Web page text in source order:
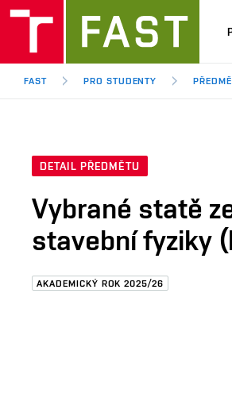
FAST PRO STUDENTY
DETAIL PŘEDMĚTU
Vybrané statě
stavební fyziky
AKADEMICKÝ ROK 2025/26